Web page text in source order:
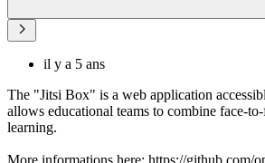
il y a 5 ans
The "Jitsi Box" is a web application
allows educational teams to combine face-
learning.
More informations here: https://github.com/